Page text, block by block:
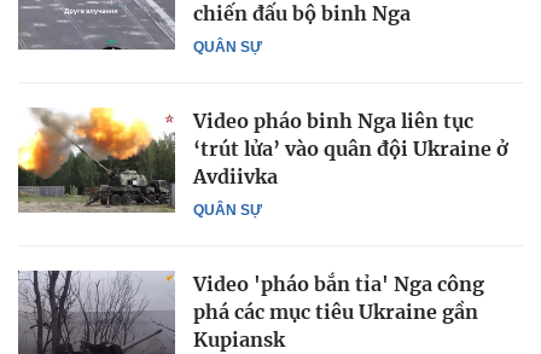
QUÂN SỰ
chiến đấu bộ binh Nga
QUÂN SỰ
Video pháo binh Nga liên tục
‘trút lửa’ vào quân đội Ukraine ở
Avdiivka
Video 'pháo bắn tỉa' Nga công
phá các mục tiêu Ukraine gần
Kupiansk